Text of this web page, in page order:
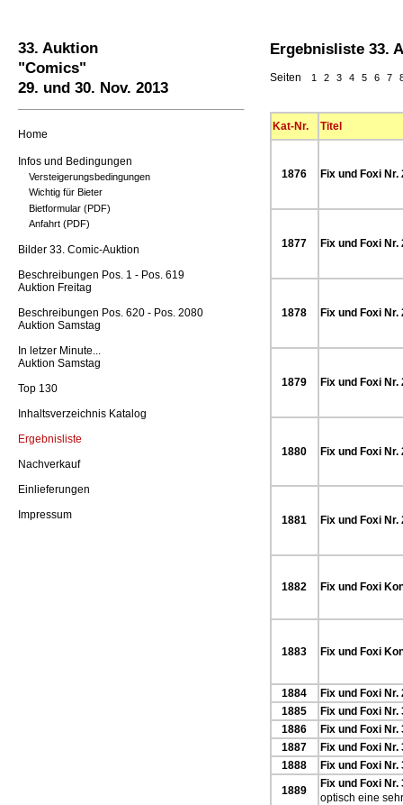
33. Auktion
"Comics"
29. und 30. Nov. 2013
Home
Infos und Bedingungen
Versteigerungsbedingungen
Wichtig für Bieter
Bietformular (PDF)
Anfahrt (PDF)
Bilder 33. Comic-Auktion
Beschreibungen Pos. 1 - Pos. 619
Auktion Freitag
Beschreibungen Pos. 620 - Pos. 2080
Auktion Samstag
In letzer Minute...
Auktion Samstag
Top 130
Inhaltsverzeichnis Katalog
Ergebnisliste
Nachverkauf
Einlieferungen
Impressum
Ergebnisliste 33.
Seiten 1 2 3 4 5 6 7
Kat-Nr. Titel
1876 Fix und Foxi Nr.
1877 Fix und Foxi Nr.
1878 Fix und Foxi Nr.
1879 Fix und Foxi Nr.
1880 Fix und Foxi Nr.
1881 Fix und Foxi Nr.
1882 Fix und Foxi
1883 Fix und Foxi
1884
Fix und Foxi Nr.
1885
Fix und Foxi Nr.
1886
Fix und Foxi Nr.
1887
Fix und Foxi Nr.
1888
Fix und Foxi Nr.
1889
Fix und Foxi Nr.
optisch eine